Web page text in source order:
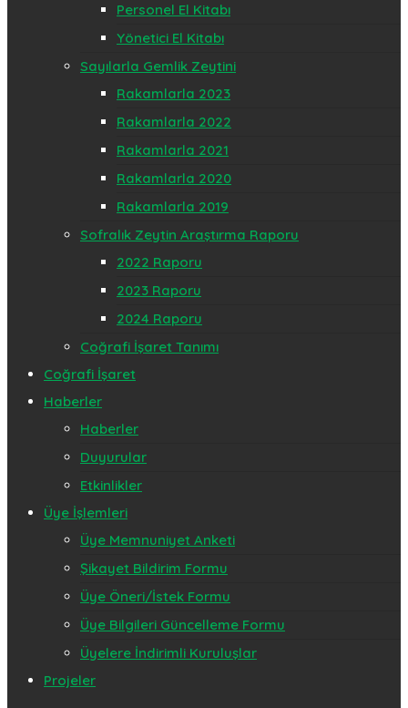
Personel El Kitabı
Yönetici El Kitabı
Sayılarla Gemlik Zeytini
Rakamlarla 2023
Rakamlarla 2022
Rakamlarla 2021
Rakamlarla 2020
Rakamlarla 2019
Sofralık Zeytin Araştırma Raporu
2022 Raporu
2023 Raporu
2024 Raporu
Coğrafi İşaret Tanımı
Coğrafi İşaret
Haberler
Haberler
Duyurular
Etkinlikler
Üye İşlemleri
Üye Memnuniyet Anketi
Şikayet Bildirim Formu
Üye Öneri/İstek Formu
Üye Bilgileri Güncelleme Formu
Üyelere İndirimli Kuruluşlar
Projeler